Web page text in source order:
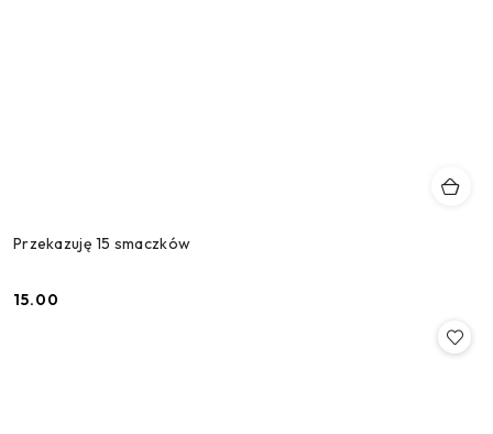
Przekazuję 15 smaczków
Cena:
15.00